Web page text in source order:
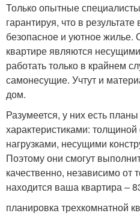
Только опытные
гарантируя, что в
безопасное и уютное жилье.
квартире являются
работать только в крайнем
самонесущие. Учтут и
дом.
Разумеется, у них есть
характеристиками:
нагрузками, несущими
Поэтому они смогут
качественно, независимо от
находится ваша квартира –
планировка трехкомнатной